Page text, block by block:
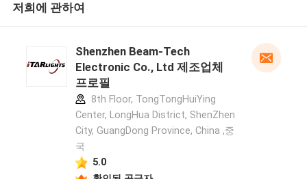
저희에 관하여
Shenzhen Beam-Tech
Electronic Co., Ltd 제조업체
프로필
8th Floor, TongTongHuiYing
Center, LongHua District, ShenZhen
City, GuangDong Province, China ,중
국
5.0